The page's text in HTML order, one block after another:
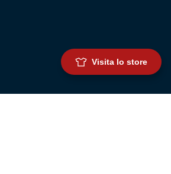
Visita lo store